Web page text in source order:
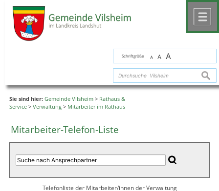
Schriftgröße A A A
Sie sind hier: Gemeinde Vilsheim > Rathaus &
Service > Verwaltung > Mitarbeiter im Rathaus
Mitarbeiter-Telefon-Liste
Telefonliste der Mitarbeiter/innen der Verwaltung